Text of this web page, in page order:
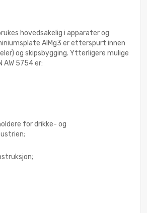
hovedsakelig i apparater og
AlMg3 er etterspurt innen
og skipsbygging. Ytterligere mulige
AW 5754 er:
for drikke- og